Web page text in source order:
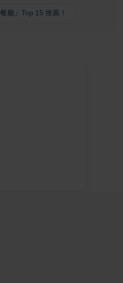
廳』Top 15 推薦！